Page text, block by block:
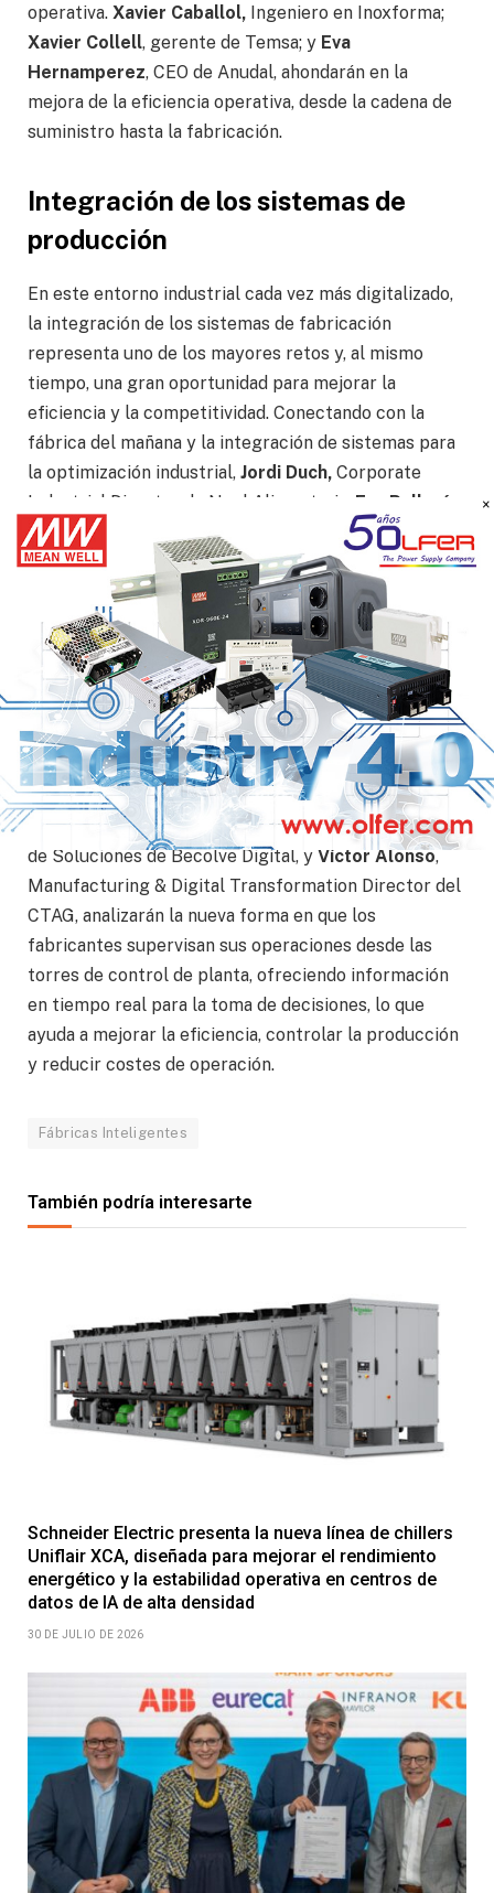
operativa. Xavier Caballol, Ingeniero en Inoxforma;
Xavier Collell, gerente de Temsa; y Eva
Hernamperez, CEO de Anudal, ahondarán en la
mejora de la eficiencia operativa, desde la cadena de
suministro hasta la fabricación.
Integración de los sistemas de
producción
En este entorno industrial cada vez más digitalizado,
la integración de los sistemas de fabricación
representa uno de los mayores retos y, al mismo
tiempo, una gran oportunidad para mejorar la
eficiencia y la competitividad. Conectando con la
fábrica del mañana y la integración de sistemas para
la optimización industrial, Jordi Duch, Corporate
Industrial Director de Noel Alimentaria, Eva Pallarés
IT Product Manager Factory de SEAT, yDavid
Revilla, Director General – Ejecutivo de Gestión de
Ventas de Accenture, pondrán de relieve con sus
experiencias industriales los desafíos clave para las
empresas, allanando el camino hacia una fábrica
inteligente y totalmente conectada.
Bajo esta misma temáticaEmili Anglés,líder de
desarrollo de Industria 4.0 de Kellogg’s
Manufacturing;Giulio Carbini, Business Development
Manager OEMs de Nidec;Ángel Fernández, Director
de Soluciones de Becolve Digital, y Víctor Alonso,
Manufacturing & Digital Transformation Director del
CTAG, analizarán la nueva forma en que los
fabricantes supervisan sus operaciones desde las
torres de control de planta, ofreciendo información
en tiempo real para la toma de decisiones, lo que
ayuda a mejorar la eficiencia, controlar la producción
y reducir costes de operación.
Fábricas Inteligentes
También podría interesarte
Schneider Electric presenta la nueva línea de chillers
Uniflair XCA, diseñada para mejorar el rendimiento
energético y la estabilidad operativa en centros de
datos de IA de alta densidad
30 DE JULIO DE 2026